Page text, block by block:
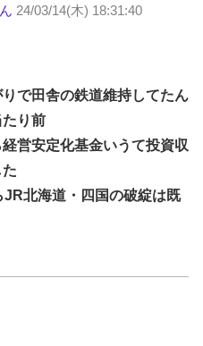
24/03/14(木) 18:31:40
で田舎の鉄道維持してたん
り前
営安定化基金いうて投資収
北海道・四国の破綻は既